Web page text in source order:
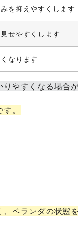
を抑えやすくします
せやすくします
なります
りやすくなる場合
。
ベランダの状態